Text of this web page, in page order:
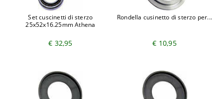
Set cuscinetti di sterzo
25x52x16.25mm Athena
€ 32,95
Rondella cusinetto di sterzo per...
€ 10,95